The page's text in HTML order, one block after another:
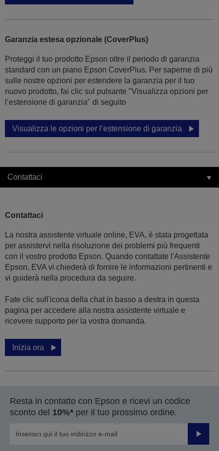
Garanzia estesa opzionale (CoverPlus)
Proteggi il tuo prodotto Epson oltre il periodo di garanzia
standard con un piano Epson CoverPlus. Per saperne di più
sulle nostre opzioni per estendere la garanzia per il tuo
nuovo prodotto, fai clic sul pulsante "Visualizza opzioni per
l’estensione di garanzia" di seguito
Visualizza le opzioni per l’estensione di garanzia
Contattaci
Contattaci
La nostra assistente virtuale online, EVA, è stata progettata
per assistervi nella risoluzione dei problemi più frequenti
con il vostro prodotto Epson. Quando contattate l'Assistente
Epson, EVA vi chiederà di fornire le informazioni pertinenti e
vi guiderà nella procedura da seguire.
Fate clic sull'icona della chat in basso a destra in questa
pagina per accedere alla nostra assistente virtuale e
ricevere supporto per la vostra domanda.
Inizia ora
Resta in contatto con Epson e ricevi un codice
sconto del 10%* per il tuo prossimo ordine.
Invia